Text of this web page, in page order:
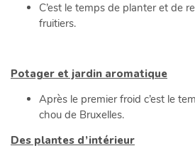
C’est le temps de planter et de
fruitiers.
Potager et jardin aromatique
Après le premier froid c’est le
chou de Bruxelles.
Des plantes d’intérieur